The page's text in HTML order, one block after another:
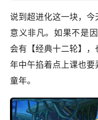
说到超进化这一块，
意义非凡。如果不是
会有【经典十二轮】
年中午掐着点上课也
童年。